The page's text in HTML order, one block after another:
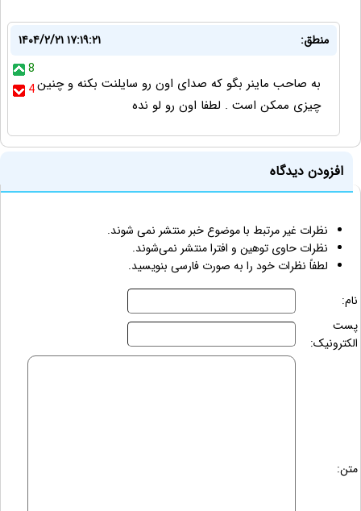
منطق:
۱۴۰۴/۲/۲۱ ۱۷:۱۹:۲۱
8
4به صاحب ماینر بگو که صدای اون رو سایلنت بکنه و چنین
چیزی ممکن است . لطفا اون رو لو نده
افزودن دیدگاه
نظرات غیر مرتبط با موضوع خبر منتشر نمی شوند.
نظرات حاوی توهین و افترا منتشر نمی‌شوند.
لطفاً نظرات خود را به صورت فارسی بنویسید.
نام:
پست
الکترونیک:
متن: